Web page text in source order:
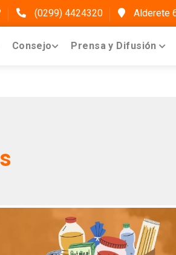
(0299) 4424320 Alderete
Consejo Prensa y Difusión